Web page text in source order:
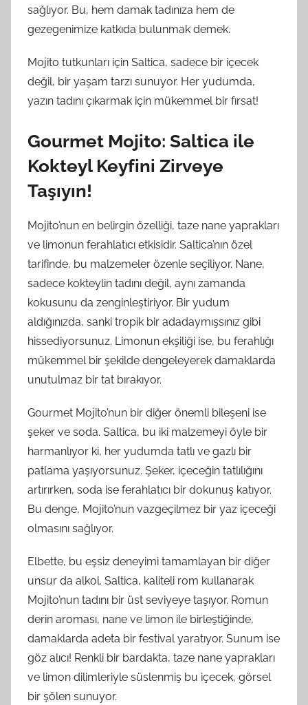
sağlıyor. Bu, hem damak tadınıza hem de
gezegenimize katkıda bulunmak demek.
Mojito tutkunları için Saltica, sadece bir içecek
değil, bir yaşam tarzı sunuyor. Her yudumda,
yazın tadını çıkarmak için mükemmel bir fırsat!
Gourmet Mojito: Saltica ile
Kokteyl Keyfini Zirveye
Taşıyın!
Mojito’nun en belirgin özelliği, taze nane yaprakları
ve limonun ferahlatıcı etkisidir. Saltica’nın özel
tarifinde, bu malzemeler özenle seçiliyor. Nane,
sadece kokteylin tadını değil, aynı zamanda
kokusunu da zenginleştiriyor. Bir yudum
aldığınızda, sanki tropik bir adadaymışsınız gibi
hissediyorsunuz. Limonun ekşiliği ise, bu ferahlığı
mükemmel bir şekilde dengeleyerek damaklarda
unutulmaz bir tat bırakıyor.
Gourmet Mojito’nun bir diğer önemli bileşeni ise
şeker ve soda. Saltica, bu iki malzemeyi öyle bir
harmanlıyor ki, her yudumda tatlı ve gazlı bir
patlama yaşıyorsunuz. Şeker, içeceğin tatlılığını
artırırken, soda ise ferahlatıcı bir dokunuş katıyor.
Bu denge, Mojito’nun vazgeçilmez bir yaz içeceği
olmasını sağlıyor.
Elbette, bu eşsiz deneyimi tamamlayan bir diğer
unsur da alkol. Saltica, kaliteli rom kullanarak
Mojito’nun tadını bir üst seviyeye taşıyor. Romun
derin aroması, nane ve limon ile birleştiğinde,
damaklarda adeta bir festival yaratıyor. Sunum ise
göz alıcı! Renkli bir bardakta, taze nane yaprakları
ve limon dilimleriyle süslenmiş bu içecek, görsel
bir şölen sunuyor.